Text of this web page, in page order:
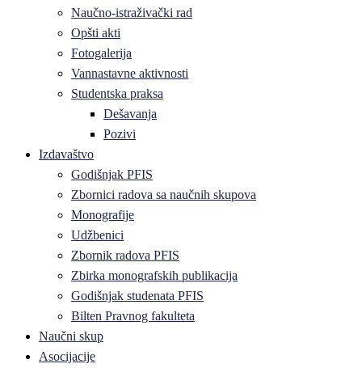
Naučno-istraživački rad
Opšti akti
Fotogalerija
Vannastavne aktivnosti
Studentska praksa
Dešavanja
Pozivi
Izdavaštvo
Godišnjak PFIS
Zbornici radova sa naučnih skupova
Monografije
Udžbenici
Zbornik radova PFIS
Zbirka monografskih publikacija
Godišnjak studenata PFIS
Bilten Pravnog fakulteta
Naučni skup
Asocijacije